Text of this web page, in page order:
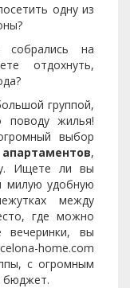
одну из
на
отдохнуть,
группой,
поводу жилья!
выбор
апартаментов,
Ищете ли вы
милую удобную
между
где можно
вечеринки, вы
home.com
с огромным
бюджет.